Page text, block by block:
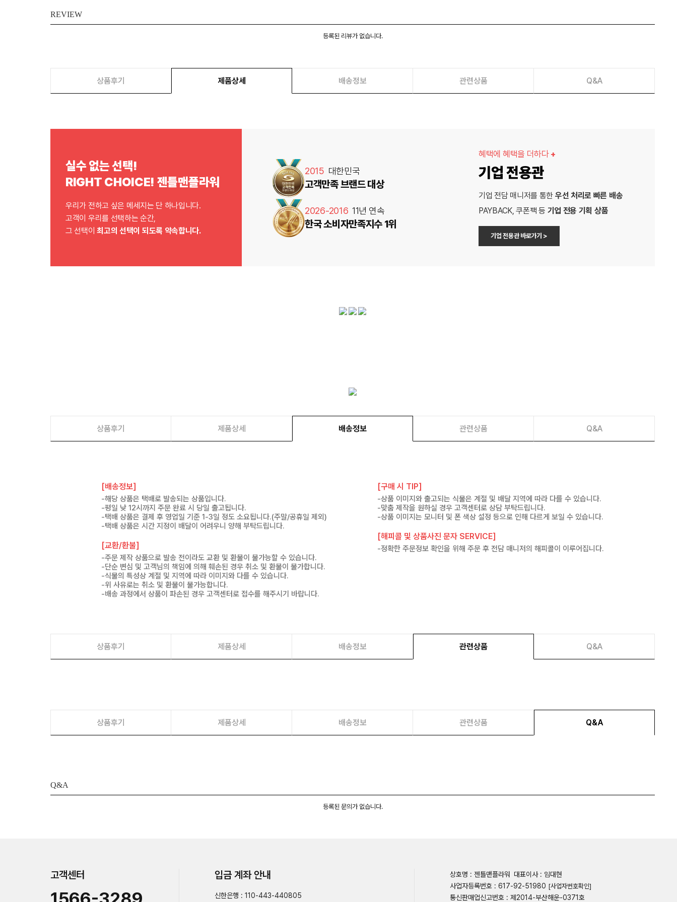
REVIEW
등록된 리뷰가 없습니다.
상품후기 제품상세 배송정보 관련상품 Q&A
실수 없는 선택!
RIGHT CHOICE! 젠틀맨플라워
우리가 전하고 싶은 메세지는 단 하나입니다.
고객이 우리를 선택하는 순간,
그 선택이최고의 선택이 되도록 약속합니다.
2015 대한민국
고객만족 브랜드 대상
2026-2016 11년 연속
한국 소비자만족지수 1위
혜택에 혜택을 더하다 +
기업 전용관
기업 전담 매니저를 통한 우선 처리로 빠른 배송
PAYBACK, 쿠폰팩 등 기업 전용 기획 상품
기업 전용관 바로가기 >
상품후기 제품상세 배송정보 관련상품 Q&A
[배송정보]
-해당 상품은 택배로 발송되는 상품입니다.
-평일 낮 12시까지 주문 완료 시 당일 출고됩니다.
-택배 상품은 결제 후 영업일 기준 1-3일 정도 소요됩니다.(주말/공휴일 제외)
-택배 상품은 시간 지정이 배달이 어려우니 양해 부탁드립니다.
[교환/환불]
-주문 제작 상품으로 발송 전이라도 교환 및 환불이 불가능할 수 있습니다.
-단순 변심 및 고객님의 책임에 의해 훼손된 경우 취소 및 환불이 불가합니다.
-식물의 특성상 계절 및 지역에 따라 이미지와 다를 수 있습니다.
-위 사유로는 취소 및 환불이 불가능합니다.
-배송 과정에서 상품이 파손된 경우 고객센터로 접수를 해주시기 바랍니다.
[구매 시 TIP]
-상품 이미지와 출고되는 식물은 계절 및 배달 지역에 따라 다를 수 있습니다.
-맞춤 제작을 원하실 경우 고객센터로 상담 부탁드립니다.
-상품 이미지는 모니터 및 폰 색상 설정 등으로 인해 다르게 보일 수 있습니다.
[해피콜 및 상품사진 문자 SERVICE]
-정확한 주문정보 확인을 위해 주문 후 전담 매니저의 해피콜이 이루어집니다.
상품후기 제품상세 배송정보 관련상품 Q&A
상품후기 제품상세 배송정보 관련상품 Q&A
Q&A
등록된 문의가 없습니다.
고객센터 입금 계좌 안내
신한은행 : 110-443-440805
상호명 : 젠틀맨플라워
대표이사 : 임대현
사업자등록번호 : 617-92-51980 [사업자번호확인]
통신판매업신고번호 : 제2014-부산해운-0371호